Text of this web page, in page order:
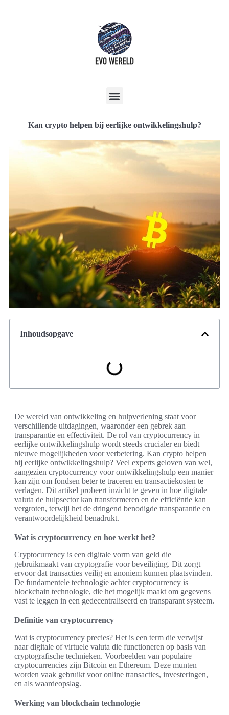
Kan crypto helpen bij eerlijke ontwikkelingshulp?
Inhoudsopgave
De wereld van ontwikkeling en hulpverlening staat voor
verschillende uitdagingen, waaronder een gebrek aan
transparantie en effectiviteit. De rol van cryptocurrency in
eerlijke ontwikkelingshulp wordt steeds crucialer en biedt
nieuwe mogelijkheden voor verbetering. Kan crypto helpen
bij eerlijke ontwikkelingshulp? Veel experts geloven van wel,
aangezien cryptocurrency voor ontwikkelingshulp een manier
kan zijn om fondsen beter te traceren en transactiekosten te
verlagen. Dit artikel probeert inzicht te geven in hoe digitale
valuta de hulpsector kan transformeren en de efficiëntie kan
vergroten, terwijl het de dringend benodigde transparantie en
verantwoordelijkheid benadrukt.
Wat is cryptocurrency en hoe werkt het?
Cryptocurrency is een digitale vorm van geld die
gebruikmaakt van cryptografie voor beveiliging. Dit zorgt
ervoor dat transacties veilig en anoniem kunnen plaatsvinden.
De fundamentele technologie achter cryptocurrency is
blockchain technologie, die het mogelijk maakt om gegevens
vast te leggen in een gedecentraliseerd en transparant systeem.
Definitie van cryptocurrency
Wat is cryptocurrency precies? Het is een term die verwijst
naar digitale of virtuele valuta die functioneren op basis van
cryptografische technieken. Voorbeelden van populaire
cryptocurrencies zijn Bitcoin en Ethereum. Deze munten
worden vaak gebruikt voor online transacties, investeringen,
en als waardeopslag.
Werking van blockchain technologie